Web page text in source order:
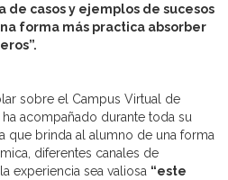
casos y ejemplos de sucesos
forma más practica absorber
sobre el Campus Virtual de
ha acompañado durante toda su
que brinda al alumno de una forma
diferentes canales de
experiencia sea valiosa “este